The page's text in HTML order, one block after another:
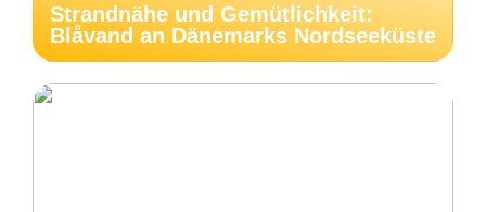
Strandnähe und Gemütlichkeit:
Blåvand an Dänemarks Nordseeküste